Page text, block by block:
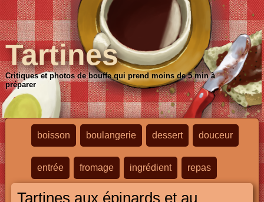
Tartines
Critiques et photos de bouffe qui prend moins de 5 min à
préparer
boisson boulangerie dessert douceur
entrée fromage ingrédient repas
Tartines aux épinards et au